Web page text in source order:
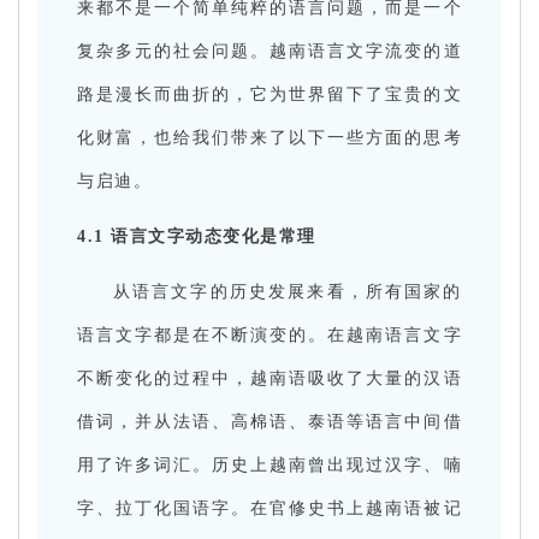
来都不是一个简单纯粹的语言问题，而是一个
复杂多元的社会问题。越南语言文字流变的道
路是漫长而曲折的，它为世界留下了宝贵的文
化财富，也给我们带来了以下一些方面的思考
与启迪。
4.1 语言文字动态变化是常理
从语言文字的历史发展来看，所有国家的
语言文字都是在不断演变的。在越南语言文字
不断变化的过程中，越南语吸收了大量的汉语
借词，并从法语、高棉语、泰语等语言中间借
用了许多词汇。历史上越南曾出现过汉字、喃
字、拉丁化国语字。在官修史书上越南语被记